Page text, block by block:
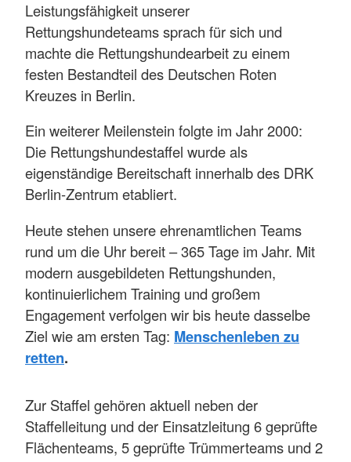
Leistungsfähigkeit unserer
Rettungshundeteams sprach für sich und
machte die Rettungshundearbeit zu einem
festen Bestandteil des Deutschen Roten
Kreuzes in Berlin.
Ein weiterer Meilenstein folgte im Jahr 2000:
Die Rettungshundestaffel wurde als
eigenständige Bereitschaft innerhalb des DRK
Berlin-Zentrum etabliert.
Heute stehen unsere ehrenamtlichen Teams
rund um die Uhr bereit – 365 Tage im Jahr. Mit
modern ausgebildeten Rettungshunden,
kontinuierlichem Training und großem
Engagement verfolgen wir bis heute dasselbe
Ziel wie am ersten Tag: Menschenleben zu
retten.
Zur Staffel gehören aktuell neben der
Staffelleitung und der Einsatzleitung 6 geprüfte
Flächenteams, 5 geprüfte Trümmerteams und 2